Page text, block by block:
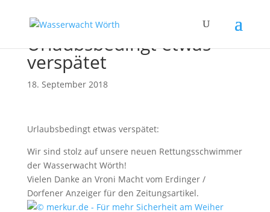
Urlaubsbedingt etwas
verspätet
18. September 2018
Urlaubsbedingt etwas verspätet:
Wir sind stolz auf unsere neuen Rettungsschwimmer
der Wasserwacht Wörth!
Vielen Danke an Vroni Macht vom Erdinger /
Dorfener Anzeiger für den Zeitungsartikel.